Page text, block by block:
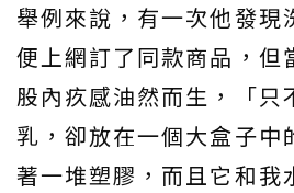
舉例來說，有一次他發現
便上網訂了同款商品，但
股內疚感油然而生，「只
乳，卻放在一個大盒子中
著一堆塑膠，而且它和我